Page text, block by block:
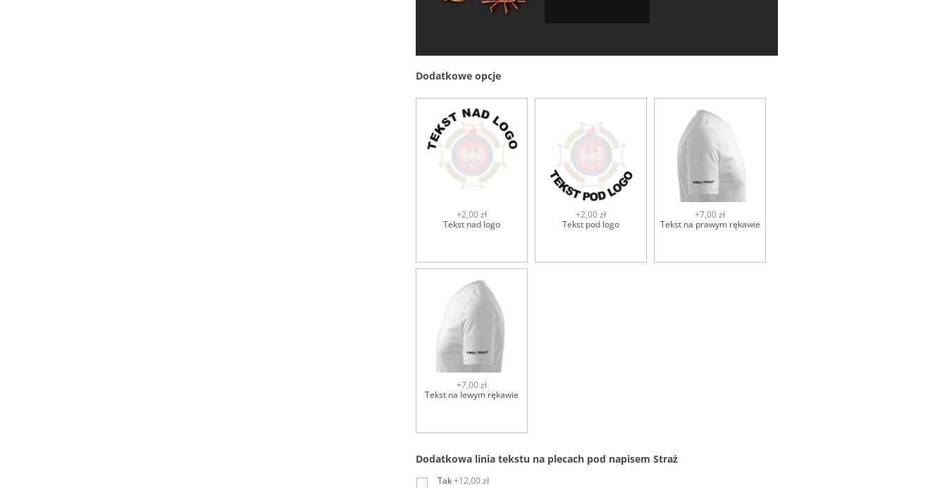
Dodatkowe opcje
Tekst nad logo
+2,00 zł
Tekst pod logo
+2,00 zł
Tekst na prawym rękawie
+7,00 zł
Tekst na lewym rękawie
+7,00 zł
Dodatkowa linia tekstu na plecach pod napisem Straż
Tak+12,00 zł